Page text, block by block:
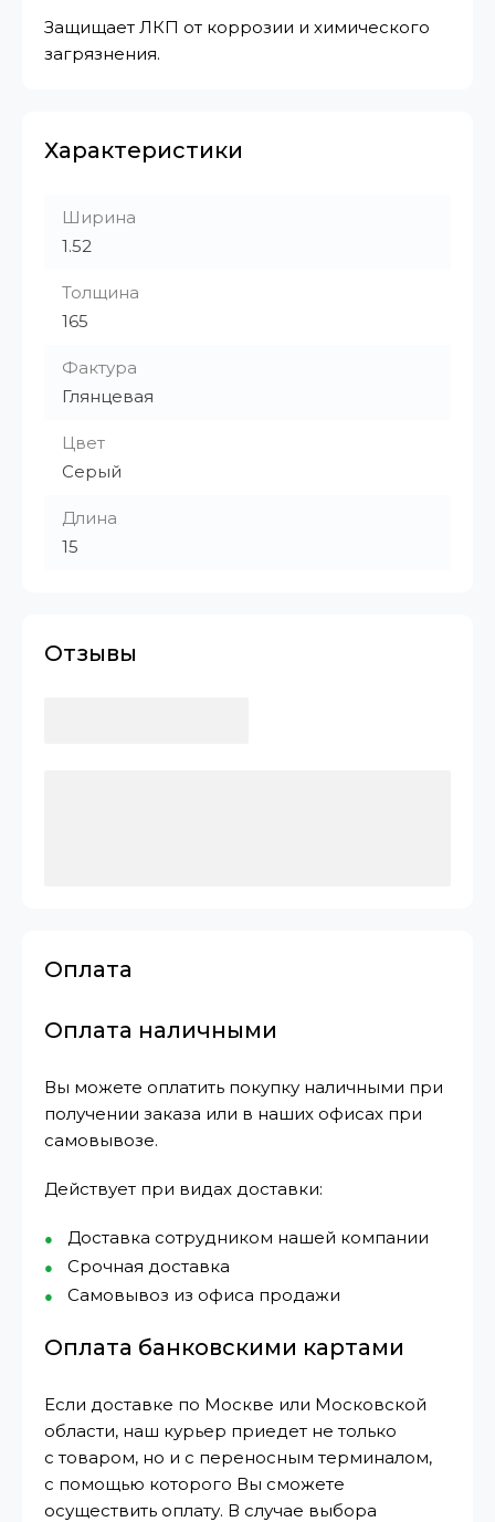
Защищает ЛКП от коррозии и химического
загрязнения.
Характеристики
Ширина
1.52
Толщина
165
Фактура
Глянцевая
Цвет
Серый
Длина
15
Отзывы
Оплата
Оплата наличными
Вы можете оплатить покупку наличными при
получении заказа или в наших офисах при
самовывозе.
Действует при видах доставки:
Доставка сотрудником нашей компании
Срочная доставка
Самовывоз из офиса продажи
Оплата банковскими картами
Если доставке по Москве или Московской
области, наш курьер приедет не только
с товаром, но и с переносным терминалом,
с помощью которого Вы сможете
осуществить оплату. В случае выбора